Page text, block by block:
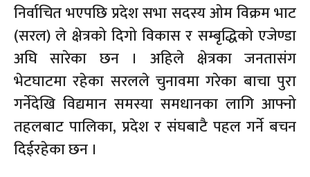
निर्वाचित भएपछि प्रदेश सभा सदस्य ओम विक्रम भाट
(सरल) ले क्षेत्रको दिगो विकास र सम्बृद्धिको एजेण्डा
अघि सारेका छन । अहिले क्षेत्रका जनतासंग
भेटघाटमा रहेका सरलले चुनावमा गरेका बाचा पुरा
गर्नेदेखि विद्यमान समस्या समधानका लागि आफ्नो
तहलबाट पालिका, प्रदेश र संघबाटै पहल गर्ने बचन
दिईरहेका छन ।